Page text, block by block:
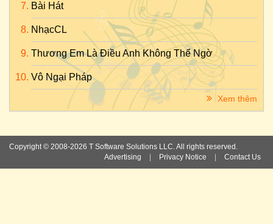
Bài Hát
NhạcCL
Thương Em Là Điều Anh Không Thể Ngờ
Vô Ngại Pháp
Xem thêm
Copyright © 2008-2026 T Software Solutions LLC. All rights reserved.
Advertising
Privacy Notice Contact Us